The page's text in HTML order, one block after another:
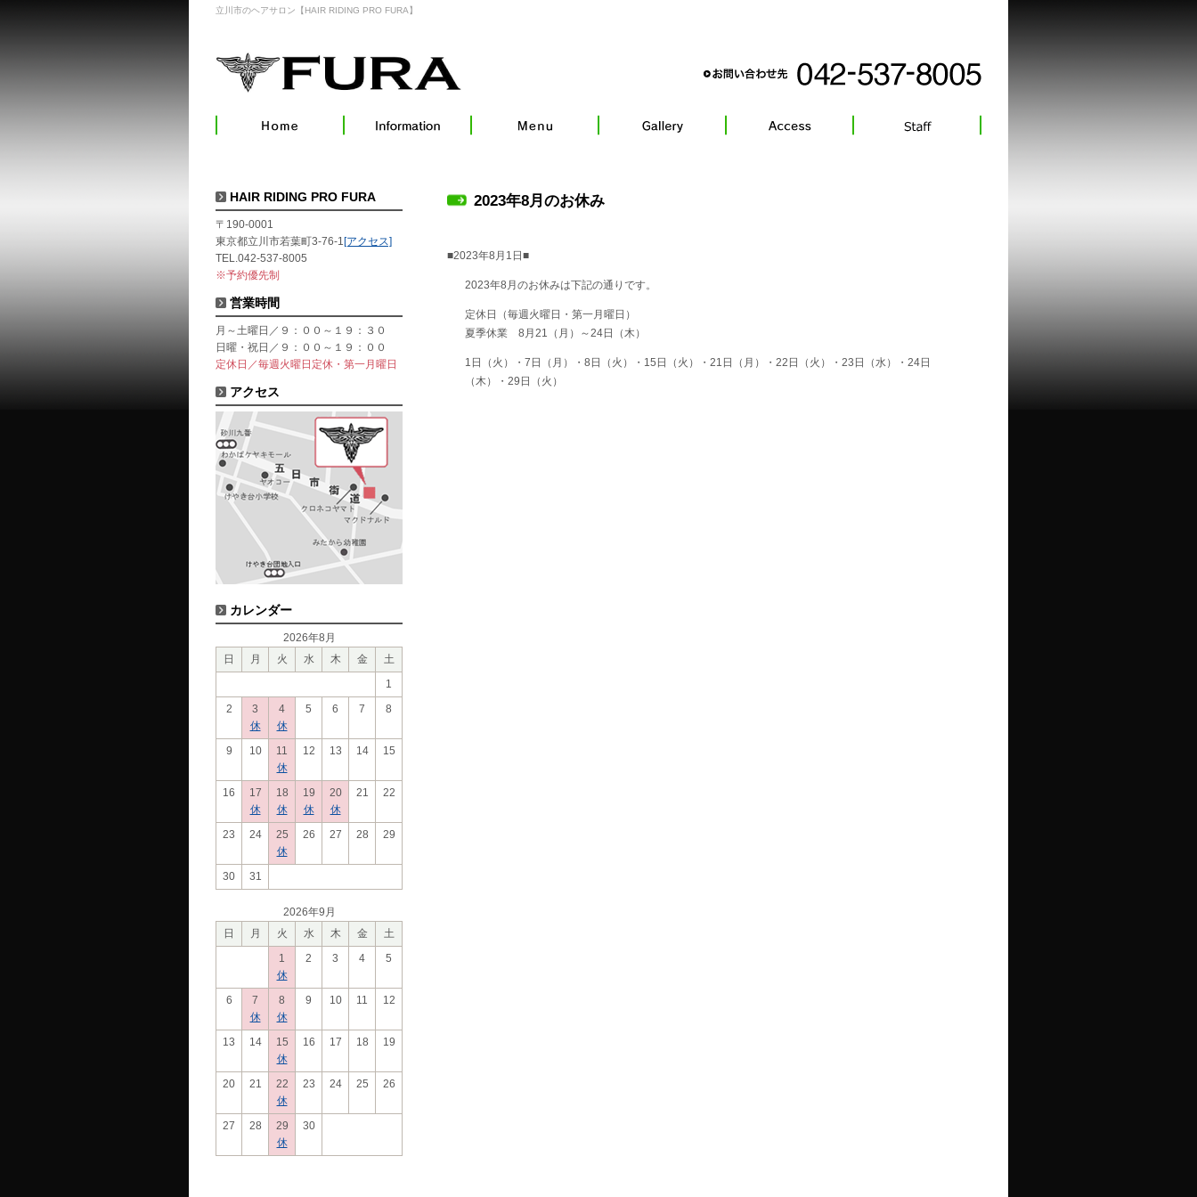
立川市のヘアサロン【HAIR RIDING PRO FURA】
2023年8月のお休み
■2023年8月1日■
2023年8月のお休みは下記の通りです。
定休日（毎週火曜日・第一月曜日）
夏季休業 8月21（月）～24日（木）
1日（火）・7日（月）・8日（火）・15日（火）・21日（月）・22日（火）・23日（水）・24日
（木）・29日（火）
HAIR RIDING PRO FURA
〒190-0001
東京都立川市若葉町3-76-1 [アクセス]
TEL.042-537-8005
※予約優先制
営業時間
月～土曜日／９：００～１９：３０
日曜・祝日／９：００～１９：００
定休日／毎週火曜日定休・第一月曜日
アクセス
カレンダー
2026年8月
日
月 火 水 木 金
土
1
2
3
休
4
休
5 6 7 8
9 10
11
休
12 13 14 15
16
17
休
18
休
19
休
20
休
21 22
23 24
25
休
26 27 28 29
30 31
2026年9月
日
月 火 水 木 金
土
1
休
2 3 4 5
6
7
休
8
休
9 10 11 12
13 14
15
休
16 17 18 19
20 21
22
休
23 24 25 26
27 28
29
休
30